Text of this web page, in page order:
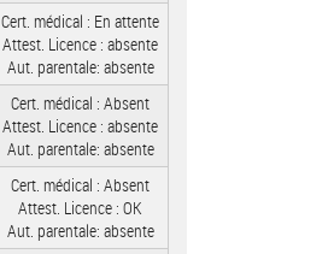
Cert. médical : En attente
Attest. Licence : absente
Aut. parentale: absente
Cert. médical : Absent
Attest. Licence : absente
Aut. parentale: absente
Cert. médical : Absent
Attest. Licence : OK
Aut. parentale: absente